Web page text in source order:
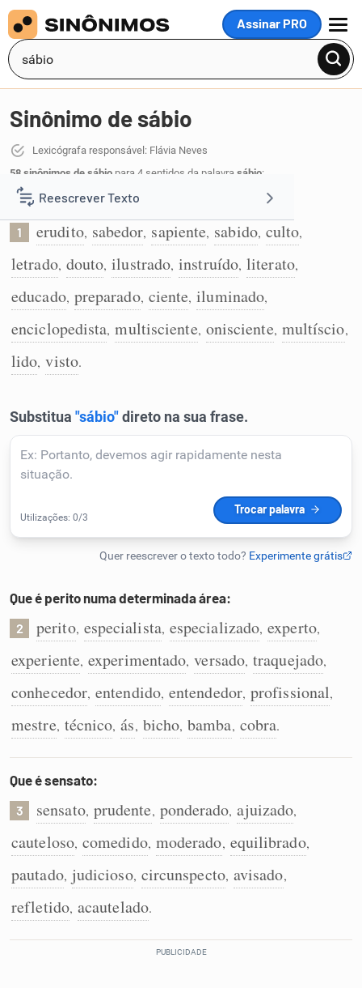
Assinar PRO
MENU
Reescrever Texto
Resumir Texto
Corrigir Texto
Detector de IA
Cata-letras
Conexões
Caça-palavras
Dicionário
Sinônimos
Sinônimo de sábio
Lexicógrafa responsável: Flávia Neves
58 sinônimos de sábio para 4 sentidos da palavra sábio:
Que tem muitos conhecimentos:
1 erudito, sabedor, sapiente, sabido, culto,
letrado, douto, ilustrado, instruído, literato,
educado, preparado, ciente, iluminado,
enciclopedista, multisciente, onisciente, multíscio,
lido, visto.
Que é perito numa determinada área:
2 perito, especialista, especializado, experto,
experiente, experimentado, versado, traquejado,
conhecedor, entendido, entendedor, profissional,
mestre, técnico, ás, bicho, bamba, cobra.
Que é sensato:
3 sensato, prudente, ponderado, ajuizado,
cauteloso, comedido, moderado, equilibrado,
pautado, judicioso, circunspecto, avisado,
refletido, acautelado.